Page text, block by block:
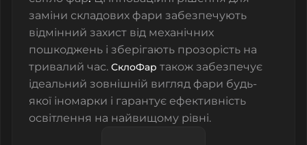
заміни складових фари забезпечують
відмінний захист від механічних
пошкоджень і зберігають прозорість на
тривалий час. СклоФар також забезпечує
ідеальний зовнішній вигляд фари будь-
якої іномарки і гарантує ефективність
освітлення на найвищому рівні.